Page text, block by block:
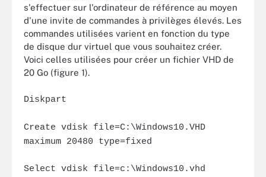
s'effectuer sur l'ordinateur de référence au moyen
d'une invite de commandes à privilèges élevés. Les
commandes utilisées varient en fonction du type
de disque dur virtuel que vous souhaitez créer.
Voici celles utilisées pour créer un fichier VHD de
20 Go (figure 1).
Diskpart
Create vdisk file=C:\Windows10.VHD
maximum 20480 type=fixed
Select vdisk file=c:\Windows10.vhd